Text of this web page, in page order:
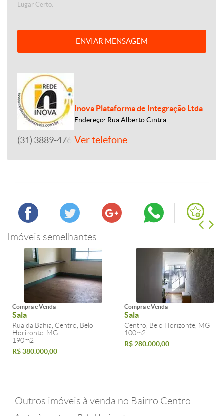
Lugar Certo.
ENVIAR MENSAGEM
Inova Plataforma de Integração Ltda
Endereço: Rua Alberto Cintra
(31) 3889-4765Ver telefone
Imóveis semelhantes
Compra e Venda
Sala
Rua da Bahia, Centro, Belo
Horizonte, MG
190m2
R$ 380.000,00
Compra e Venda
Sala
Centro, Belo Horizonte, MG
100m2
R$ 280.000,00
Outros imóveis à venda no Bairro Centro